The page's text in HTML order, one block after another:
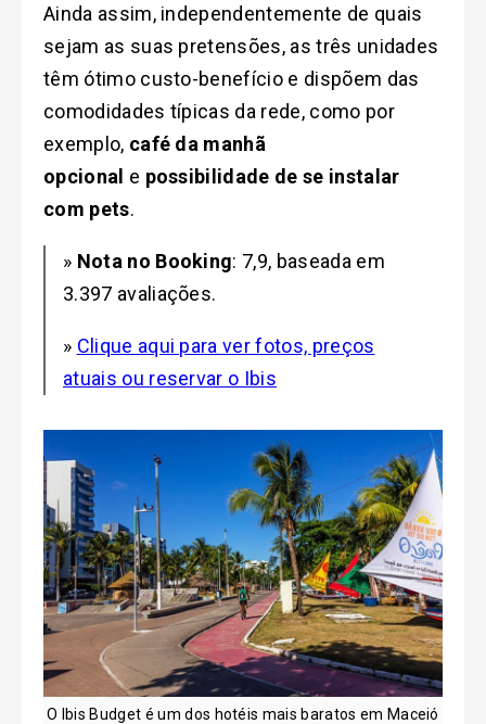
Ainda assim, independentemente de quais
sejam as suas pretensões, as três unidades
têm ótimo custo-benefício e dispõem das
comodidades típicas da rede, como por
exemplo, café da manhã
opcional e possibilidade de se instalar
com pets.
» Nota no Booking: 7,9, baseada em
3.397 avaliações.
» Clique aqui para ver fotos, preços
atuais ou reservar o Ibis
O Ibis Budget é um dos hotéis mais baratos em Maceió